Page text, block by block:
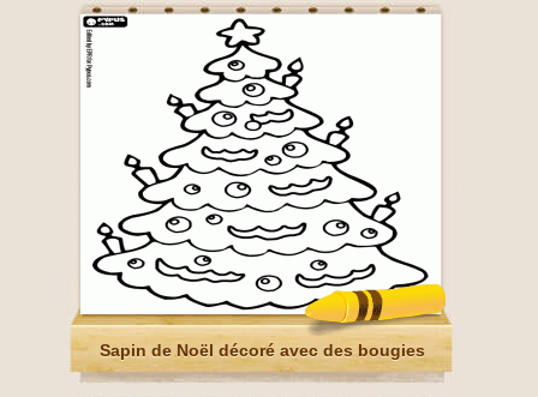
Sapin de Noël décoré avec des bougies